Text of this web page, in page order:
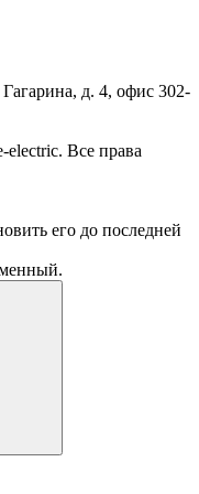
д. 4, офис 302-
Все права
его до последней